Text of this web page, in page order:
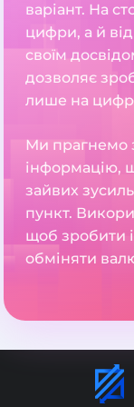
варіант. На
цифри, а й
своїм
дозволяє
лише на
Ми прагнемо
інформацію,
зайвих
пункт.
щоб зробити
обміняти